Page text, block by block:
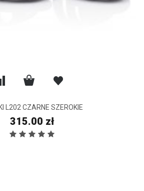
L202 CZARNE SZEROKIE
315.00 zł